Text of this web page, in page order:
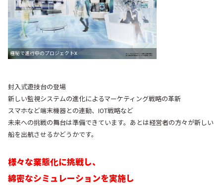
極秘で進行中のプロジェクトX
封入式遊技台の登場
新しい監視システムの進化によるマーケティング戦略の革新
スマホなど端末機器との連動、IOT戦略など
未来への挑戦の舞台は準備できています。 あとは経営者の方々が新しい
船を出航させるかどうかです。
様々な業態化に挑戦し、
綿密なシミュレーションを実施し